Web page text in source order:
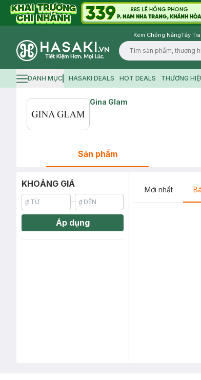
Kem Chống NắngTẩy
Logo
Hamburger icon
DANH MỤC HASAKI DEALS HOT DEALS THƯƠNG
Gina Glam
Sản phẩm
KHOẢNG GIÁ
Áp dụng
Mới nhất